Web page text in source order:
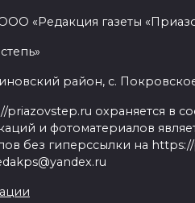
«Редакция газеты
район, с.
охраняется в
и фотоматериалов
без гиперссылки на